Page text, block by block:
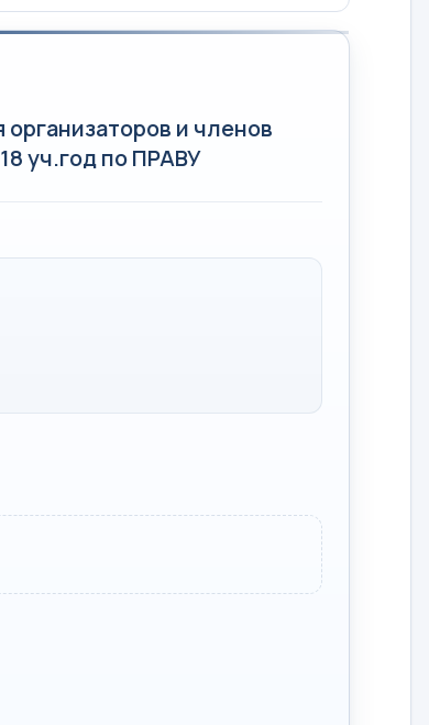
и членов
уч.год по ПРАВУ